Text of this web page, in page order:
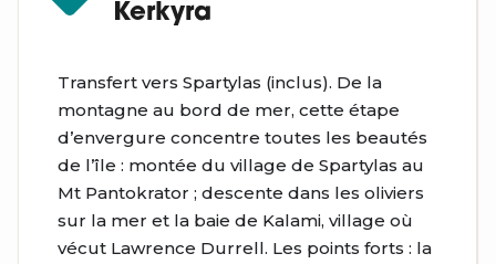
Kerkyra
Transfert vers Spartylas (inclus). De la
montagne au bord de mer, cette étape
d’envergure concentre toutes les beautés
de l’île : montée du village de Spartylas au
Mt Pantokrator ; descente dans les oliviers
sur la mer et la baie de Kalami, village où
vécut Lawrence Durrell. Les points forts : la